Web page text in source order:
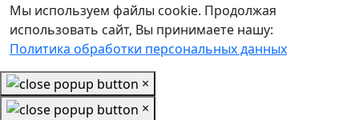
Мы используем файлы cookie. Продолжая
использовать сайт, Вы принимаете нашу:
Политика обработки персональных данных
×
×